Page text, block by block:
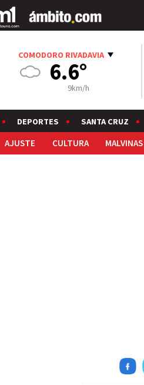
COMODORO RIVADAVIA
6.6°
9km/h
DEPORTES SANTA CRUZ
AJUSTE CULTURA MALVINAS